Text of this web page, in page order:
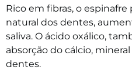
Rico em fibras, o
natural dos dentes,
saliva. O ácido oxálico,
absorção do cálcio,
dentes.